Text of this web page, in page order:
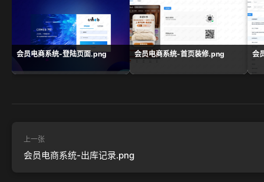
会员电商系统-登陆页面.png 会员电商系统-首页装修.png 会
上一张
会员电商系统-出库记录.png